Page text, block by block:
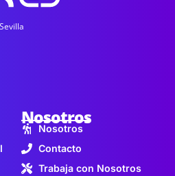
Nosotros
Nosotros
Contacto
Trabaja con Nosotros